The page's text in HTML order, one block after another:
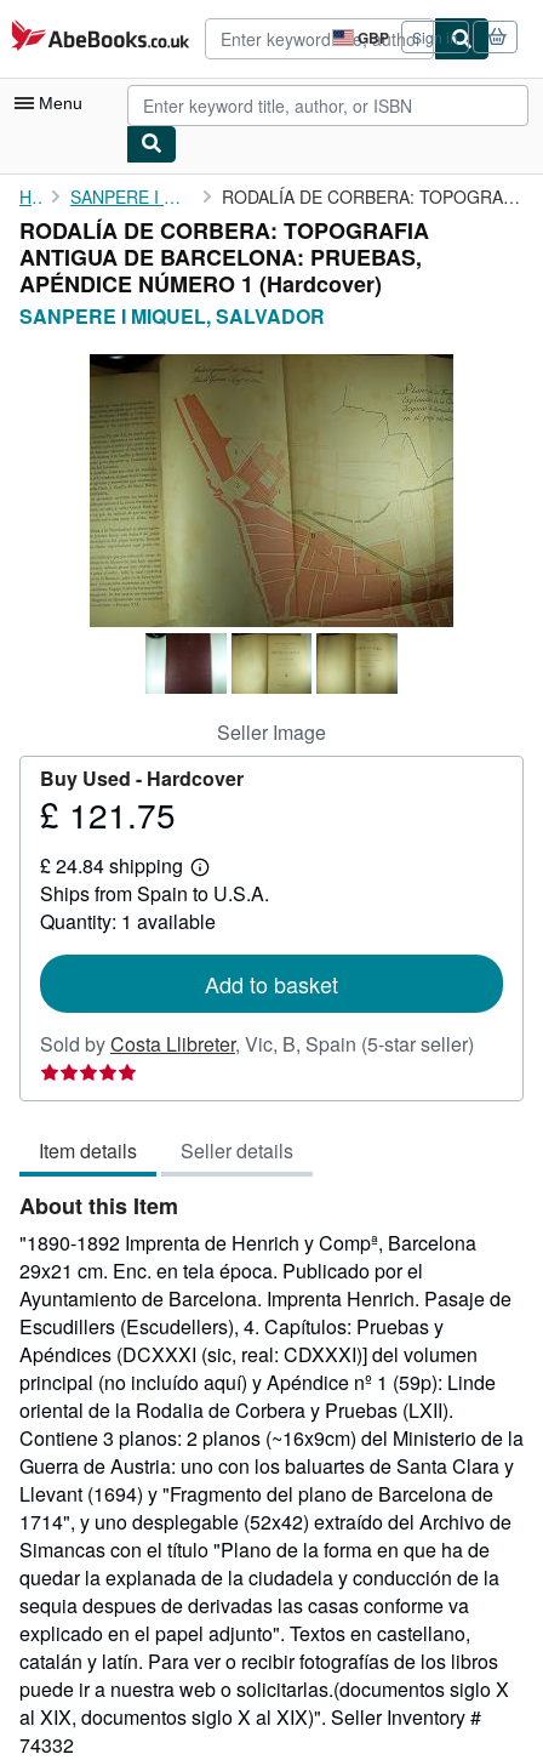
Skip to main content
AbeBooks.co.uk GBP
Site
shopping
preferences
Sign in
Menu
My Account
My Purchases
Advanced Search
Browse Collections
Rare Books
Art & Collectables
Textbooks
Start Selling
CLOSE
Home SANPERE I MIQUEL, SALVADOR RODALÍA DE CORBERA: TOPOGRAFIA ANTIGUA DE BARCELONA: PRUEBAS, ...
RODALÍA DE CORBERA: TOPOGRAFIA
ANTIGUA DE BARCELONA: PRUEBAS,
APÉNDICE NÚMERO 1 (Hardcover)
SANPERE I MIQUEL, SALVADOR
Seller Image
Buy Used - Hardcover
Price
121.75
£ 121.75
£ 24.84 shipping
Learn
more
about
shipping
Ships from Spain to U.S.A.
Quantity: 1 available
Add to basket
Sold byCosta Llibreter, Vic, B, Spain (5-star seller)
5
Item details Seller details
About this Item
"1890-1892 Imprenta de Henrich y Compª, Barcelona
29x21 cm. Enc. en tela época. Publicado por el
Ayuntamiento de Barcelona. Imprenta Henrich. Pasaje de
Escudillers (Escudellers), 4. Capítulos: Pruebas y
Apéndices (DCXXXI (sic, real: CDXXXI)] del volumen
principal (no incluído aquí) y Apéndice nº 1 (59p): Linde
oriental de la Rodalia de Corbera y Pruebas (LXII).
Contiene 3 planos: 2 planos (~16x9cm) del Ministerio de la
Guerra de Austria: uno con los baluartes de Santa Clara y
Llevant (1694) y "Fragmento del plano de Barcelona de
1714", y uno desplegable (52x42) extraído del Archivo de
Simancas con el título "Plano de la forma en que ha de
quedar la explanada de la ciudadela y conducción de la
sequia despues de derivadas las casas conforme va
explicado en el papel adjunto". Textos en castellano,
catalán y latín. Para ver o recibir fotografías de los libros
puede ir a nuestra web o solicitarlas.(documentos siglo X
al XIX, documentos siglo X al XIX)". Seller Inventory #
74332